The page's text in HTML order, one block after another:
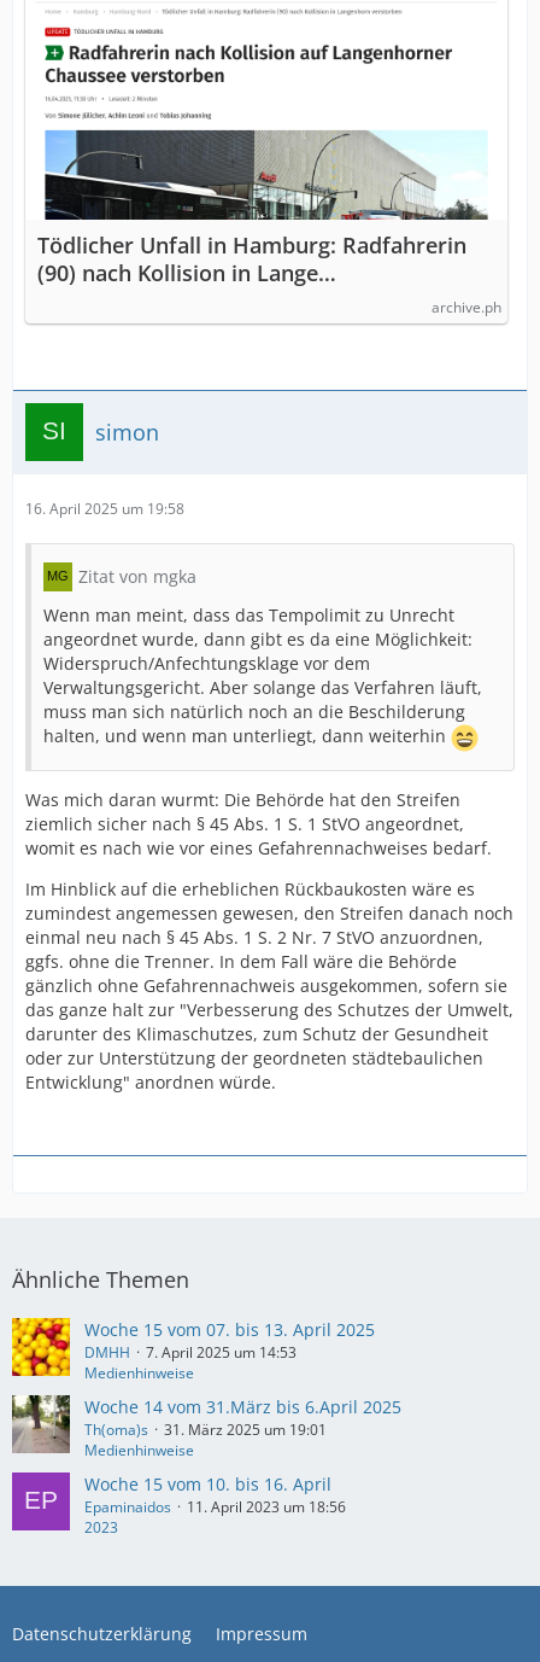
Tödlicher Unfall in Hamburg: Radfahrerin
(90) nach Kollision in Lange…
archive.ph
simon
16. April 2025 um 19:58
Zitat von mgka
Wenn man meint, dass das Tempolimit zu Unrecht
angeordnet wurde, dann gibt es da eine Möglichkeit:
Widerspruch/Anfechtungsklage vor dem
Verwaltungsgericht. Aber solange das Verfahren läuft,
muss man sich natürlich noch an die Beschilderung
halten, und wenn man unterliegt, dann weiterhin
Was mich daran wurmt: Die Behörde hat den Streifen
ziemlich sicher nach § 45 Abs. 1 S. 1 StVO angeordnet,
womit es nach wie vor eines Gefahrennachweises bedarf.
Im Hinblick auf die erheblichen Rückbaukosten wäre es
zumindest angemessen gewesen, den Streifen danach noch
einmal neu nach § 45 Abs. 1 S. 2 Nr. 7 StVO anzuordnen,
ggfs. ohne die Trenner. In dem Fall wäre die Behörde
gänzlich ohne Gefahrennachweis ausgekommen, sofern sie
das ganze halt zur "Verbesserung des Schutzes der Umwelt,
darunter des Klimaschutzes, zum Schutz der Gesundheit
oder zur Unterstützung der geordneten städtebaulichen
Entwicklung" anordnen würde.
Ähnliche Themen
Woche 15 vom 07. bis 13. April 2025
DMHH
7. April 2025 um 14:53
Medienhinweise
Woche 14 vom 31.März bis 6.April 2025
Th(oma)s
31. März 2025 um 19:01
Medienhinweise
Woche 15 vom 10. bis 16. April
Epaminaidos
11. April 2023 um 18:56
2023
Datenschutzerklärung Impressum